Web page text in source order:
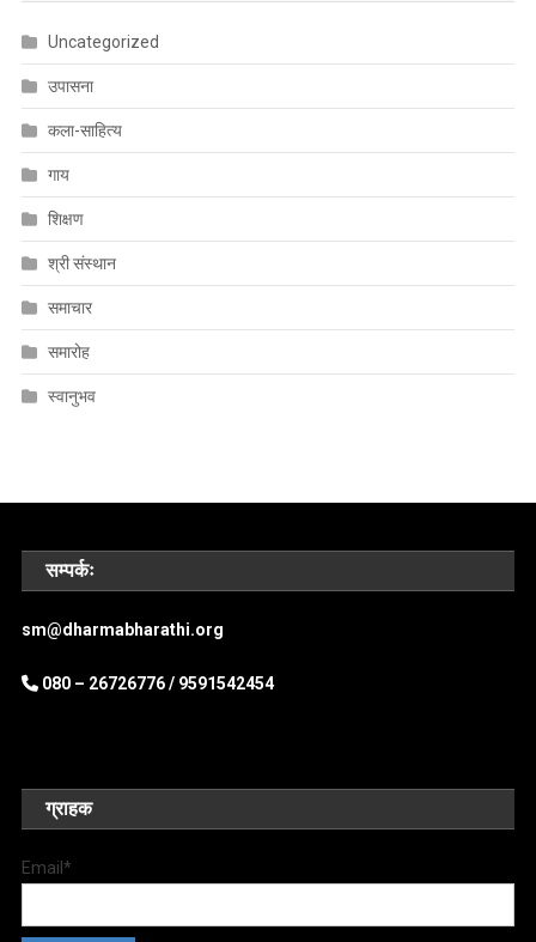
Uncategorized
उपासना
कला-साहित्य
गाय
शिक्षण
श्री संस्थान
समाचार
समारोह
स्वानुभव
सम्पर्कः
sm@dharmabharathi.org
080 – 26726776 / 9591542454
ग्राहक
Email*